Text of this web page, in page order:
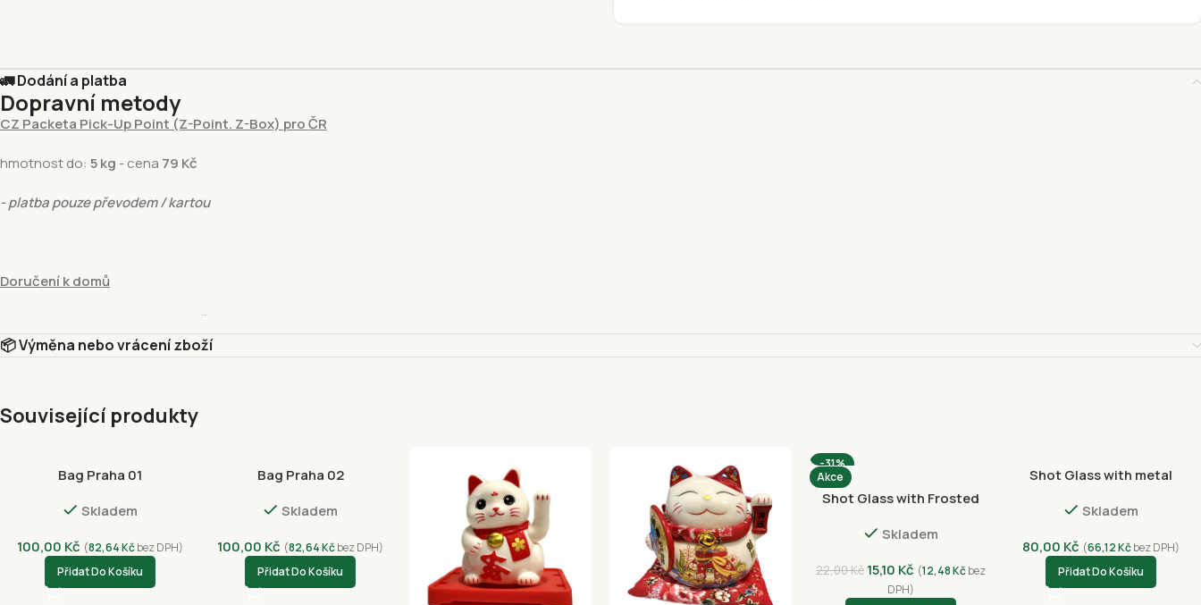
🚛 Dodání a platba
Dopravní metody
CZ Packeta Pick-Up Point (Z-Point. Z-Box) pro ČR
hmotnost do: 5 kg - cena 79 Kč
- platba pouze převodem / kartou
Doručení k domů
129 Kč
- platba pouze převodem / kartou
Vyzvednutí v prodejně Fivuza Market Václavské 801/52, Praha 1, 110 00
Platební metody
Dobírkou
Platba kartou online – GP webpay ( Visa, Mastercard)
Google Pay (GPWebPayGpe)
📦 Výměna nebo vrácení zboží
Související produkty
Bag Praha 01
Skladem
100,00 Kč (82,64Kčbez DPH)
Přidat Do Košíku
Bag Praha 02
Skladem
100,00 Kč (82,64Kčbez DPH)
Přidat Do Košíku
-31%
Akce
Shot Glass with Frosted
Skladem
22,00Kč 15,10 Kč (12,48Kčbez
DPH)
Shot Glass with metal
Skladem
80,00 Kč (66,12Kčbez DPH)
Přidat Do Košíku